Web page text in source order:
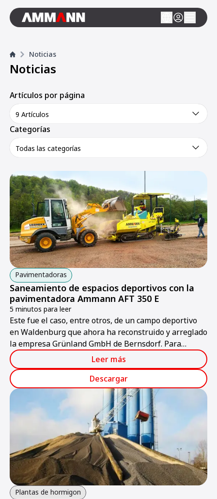
Noticias
Noticias
Artículos por página
9 Artículos
Categorías
Todas las categorías
Pavimentadoras
Saneamiento de espacios deportivos con la
pavimentadora Ammann AFT 350 E
5 minutos para leer
Este fue el caso, entre otros, de un campo deportivo
en Waldenburg que ahora ha reconstruido y arreglado
la empresa Grünland GmbH de Bernsdorf. Para
conseguir un estado final del campo deportivo óptimo
y con alta precisión, la empresa empleó una
pavimentadora
Leer más
Descargar
Plantas de hormigon